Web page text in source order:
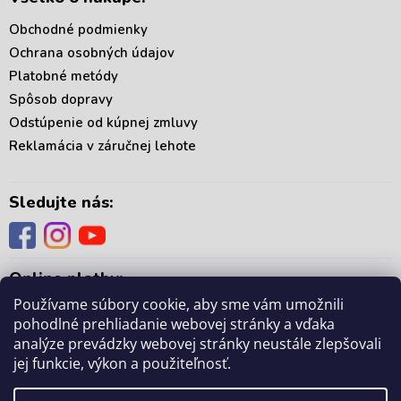
Používame súbory cookie, aby sme vám umožnili
pohodlné prehliadanie webovej stránky a vďaka
analýze prevádzky webovej stránky neustále zlepšovali
jej funkcie, výkon a použiteľnosť.
Obchodné podmienky
Ochrana osobných údajov
Platobné metódy
Spôsob dopravy
Odstúpenie od kúpnej zmluvy
Reklamácia v záručnej lehote
Sledujte nás:
Online platby: